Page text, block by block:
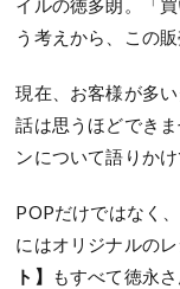
う考えから、この
現在、お客様が多
話は思うほどでき
ンについて語りかけ
POPだけではなく
にはオリジナルの
ト】
もすべて徳永